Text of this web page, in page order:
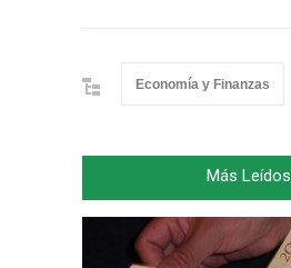
Economía y Finanzas
Más Leídos